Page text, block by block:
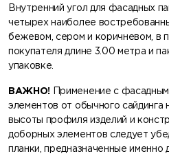
Внутренний угол для фасадных
четырех наиболее
бежевом, сером и коричневом, в
покупателя длине 3.00 метра и
упаковке.
ВАЖНО! Применение с
элементов от обычного сайдинга
высоты профиля изделий и
доборных элементов следует
планки, предназначенные именно